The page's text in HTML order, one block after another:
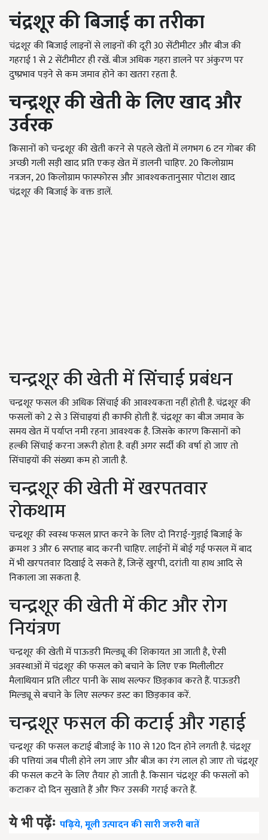
चंद्रशूर की बिजाई का तरीका
चंद्रशूर की बिजाई लाइनों से लाइनों की दूरी 30 सेंटीमीटर और बीज की
गहराई 1 से 2 सेंटीमीटर ही रखें. बीज अधिक गहरा डालने पर अंकुरण पर
दुष्प्रभाव पड़ने से कम जमाव होने का खतरा रहता है.
चन्द्रशूर की खेती के लिए खाद और
उर्वरक
किसानों को चन्द्रशूर की खेती करने से पहले खेतों में लगभग 6 टन गोबर की
अच्छी गली सड़ी खाद प्रति एकड़ खेत में डालनी चाहिए. 20 किलोग्राम
नत्रजन, 20 किलोग्राम फास्फोरस और आवश्यकतानुसार पोटाश खाद
चंद्रशूर की बिजाई के वक्त डालें.
चन्द्रशूर की खेती में सिंचाई प्रबंधन
चन्द्रशूर फसल की अधिक सिंचाई की आवश्यकता नहीं होती है. चंद्रशूर की
फसलों को 2 से 3 सिंचाइयां ही काफी होती हैं. चंद्रशूर का बीज जमाव के
समय खेत में पर्याप्त नमी रहना आवश्यक है. जिसके कारण किसानों को
हल्की सिंचाई करना जरूरी होता है. वहीं अगर सर्दी की वर्षा हो जाए तो
सिंचाइयों की संख्या कम हो जाती है.
चन्द्रशूर की खेती में खरपतवार
रोकथाम
चन्द्रशूर की स्वस्थ फसल प्राप्त करने के लिए दो निराई-गुड़ाई बिजाई के
क्रमशः 3 और 6 सप्ताह बाद करनी चाहिए. लाईनों में बोई गई फसल में बाद
में भी खरपतवार दिखाई दे सकते हैं, जिन्हें खुरपी, दरांती या हाथ आदि से
निकाला जा सकता है.
चन्द्रशूर की खेती में कीट और रोग
नियंत्रण
चन्द्रशूर की खेती में पाऊडरी मिल्ड्यू की शिकायत आ जाती है, ऐसी
अवस्थाओं में चंद्रशूर की फसल को बचाने के लिए एक मिलीलीटर
मैलाथियान प्रति लीटर पानी के साथ सल्फर छिड़काव करते हैं. पाऊडरी
मिल्ड्यू से बचाने के लिए सल्फर डस्ट का छिड़काव करें.
चन्द्रशूर फसल की कटाई और गहाई
चन्द्रशूर की फसल कटाई बीजाई के 110 से 120 दिन होने लगती है. चंद्रशूर
की पत्तियां जब पीली होने लग जाए और बीज का रंग लाल हो जाए तो चंद्रशूर
की फसल कटने के लिए तैयार हो जाती है. किसान चंद्रशूर की फसलों को
कटाकर दो दिन सुखाते हैं और फिर उसकी गराई करते हैं.
ये भी पढ़ेंः पढ़िये, मूली उत्पादन की सारी जरुरी बातें